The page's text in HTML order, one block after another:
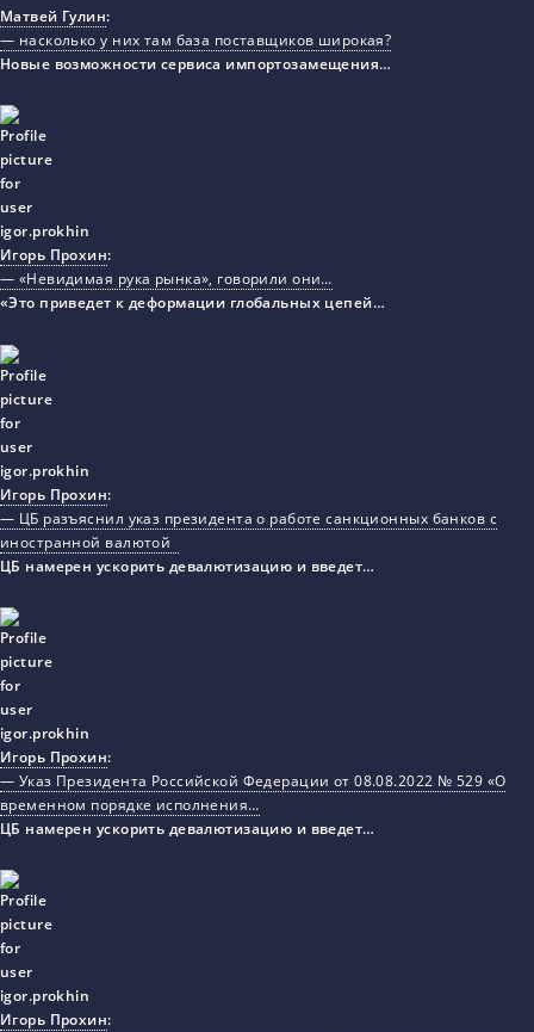
Матвей Гулин:
— насколько у них там база поставщиков широкая?
Новые возможности сервиса импортозамещения…
Игорь Прохин:
— «Невидимая рука рынка», говорили они…
«Это приведет к деформации глобальных цепей…
Игорь Прохин:
— ЦБ разъяснил указ президента о работе санкционных банков с
иностранной валютой
ЦБ намерен ускорить девалютизацию и введет…
Игорь Прохин:
— Указ Президента Российской Федерации от 08.08.2022 № 529 «О
временном порядке исполнения…
ЦБ намерен ускорить девалютизацию и введет…
Игорь Прохин: